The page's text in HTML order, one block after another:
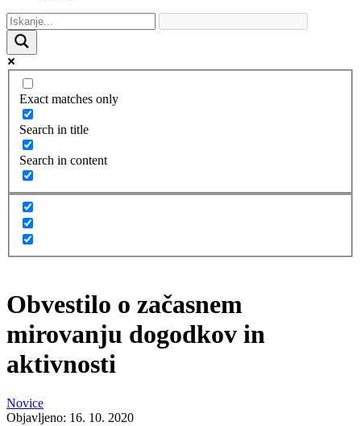
Exact matches only
Search in title
Search in content
Obvestilo o začasnem
mirovanju dogodkov in
aktivnosti
Novice
Objavljeno: 16. 10. 2020